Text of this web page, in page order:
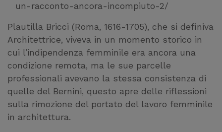
un-racconto-ancora-incompiuto-2/
Plautilla Bricci (Roma, 1616-1705), che si definiva
Architettrice, viveva in un momento storico in
cui l’indipendenza femminile era ancora una
condizione remota, ma le sue parcelle
professionali avevano la stessa consistenza di
quelle del Bernini, questo apre delle riflessioni
sulla rimozione del portato del lavoro femminile
in architettura.